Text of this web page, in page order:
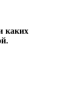
каких